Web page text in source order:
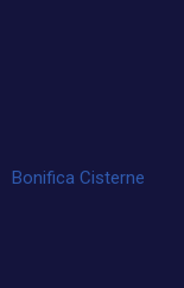
Bonifica Cisterne